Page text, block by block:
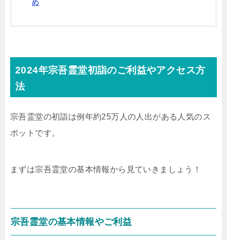
め
2024年宗吾霊堂初詣のご利益やアクセス方
法
宗吾霊堂の初詣は例年約25万人の人出がある人気のス
ポットです。
まずは宗吾霊堂の基本情報から見ていきましょう！
宗吾霊堂の基本情報やご利益